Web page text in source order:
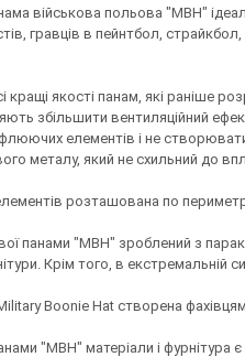
військова польова "MBH"
гравців в пейнтбол,
кращі якості панам, які раніше
збільшити вентиляційний
елементів і не
металу, який не схильний до
розташована по
панами "MBH" зроблений з
Крім того, в
Boonie Hat створена
"MBH" матеріали і